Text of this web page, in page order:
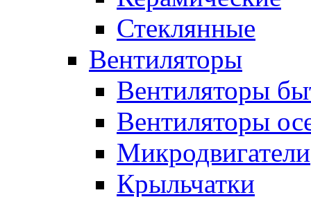
Стеклянные
Вентиляторы
Вентиляторы
Вентиляторы
Микродвигатели
Крыльчатки